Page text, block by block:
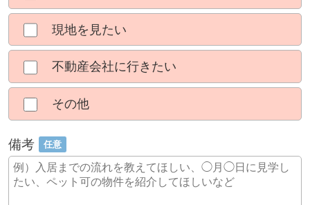
現地を見たい
不動産会社に行きたい
その他
備考 任意